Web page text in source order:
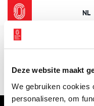
Deze website maakt
We gebruiken cookies
personaliseren, om
NL